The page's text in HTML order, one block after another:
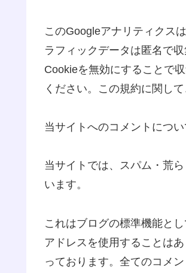
このGoogleアナリティクス
ラフィックデータは匿名で
Cookieを無効にすることで
ください。この規約に関し
当サイトへのコメントについ
当サイトでは、スパム・荒
います。
これはブログの標準機能と
アドレスを使用することは
っております。全てのコメ